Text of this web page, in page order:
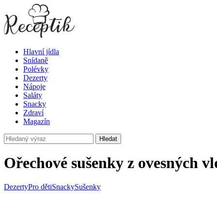
Hlavní jídla
Snídaně
Polévky
Dezerty
Nápoje
Saláty
Snacky
Zdraví
Magazín
Hledat
Ořechové sušenky z ovesných
DezertyPro dětiSnackySušenky